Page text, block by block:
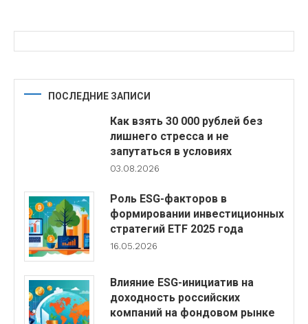
ПОСЛЕДНИЕ ЗАПИСИ
Как взять 30 000 рублей без
лишнего стресса и не
запутаться в условиях
03.08.2026
Роль ESG-факторов в
формировании инвестиционных
стратегий ETF 2025 года
16.05.2026
Влияние ESG-инициатив на
доходность российских
компаний на фондовом рынке